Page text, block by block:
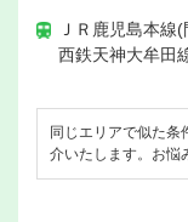
ＪＲ鹿児島本線
西鉄天神大牟田
同じエリアで似た条
介いたします。お悩